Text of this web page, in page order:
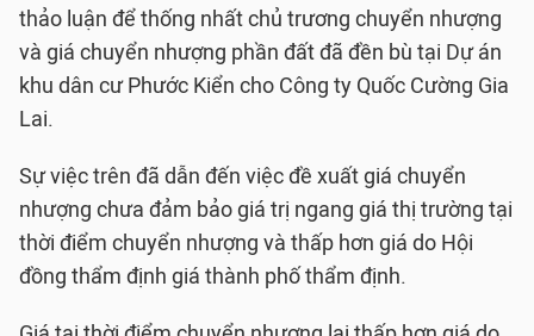
thảo luận để thống nhất chủ trương chuyển nhượng
và giá chuyển nhượng phần đất đã đền bù tại Dự án
khu dân cư Phước Kiển cho Công ty Quốc Cường Gia
Lai.
Sự việc trên đã dẫn đến việc đề xuất giá chuyển
nhượng chưa đảm bảo giá trị ngang giá thị trường tại
thời điểm chuyển nhượng và thấp hơn giá do Hội
đồng thẩm định giá thành phố thẩm định.